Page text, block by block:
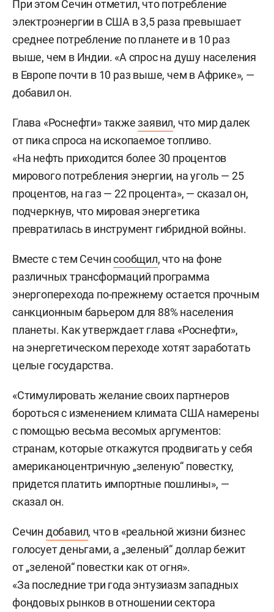
При этом Сечин отметил, что потребление
электроэнергии в США в 3,5 раза превышает
среднее потребление по планете и в 10 раз
выше, чем в Индии. «А спрос на душу населения
в Европе почти в 10 раз выше, чем в Африке», —
добавил он.
Глава «Роснефти» такжезаявил, что мир далек
от пика спроса на ископаемое топливо.
«На нефть приходится более 30 процентов
мирового потребления энергии, на уголь — 25
процентов, на газ — 22 процента», — сказал он,
подчеркнув, что мировая энергетика
превратилась в инструмент гибридной войны.
Вместе с тем Сечинсообщил, что на фоне
различных трансформаций программа
энергоперехода по-прежнему остается прочным
санкционным барьером для 88% населения
планеты. Как утверждает глава «Роснефти»,
на энергетическом переходе хотят заработать
целые государства.
«Стимулировать желание своих партнеров
бороться с изменением климата США намерены
с помощью весьма весомых аргументов:
странам, которые откажутся продвигать у себя
американоцентричную „зеленую“ повестку,
придется платить импортные пошлины», —
сказал он.
Сечин добавил, что в «реальной жизни бизнес
голосует деньгами, а „зеленый“ доллар бежит
от „зеленой“ повестки как от огня».
«За последние три года энтузиазм западных
фондовых рынков в отношении сектора